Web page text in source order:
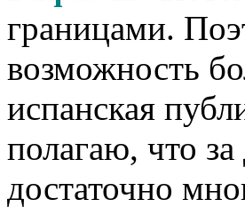
границами.
возможность
испанская
полагаю, что
достаточно